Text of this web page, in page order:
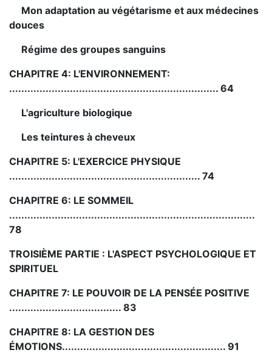
Mon adaptation au végétarisme et aux médecines
douces
Régime des groupes sanguins
CHAPITRE 4: L'ENVIRONNEMENT:
..................................................................... 64
L'agriculture biologique
Les teintures à cheveux
CHAPITRE 5: L'EXERCICE PHYSIQUE
............................................................... 74
CHAPITRE 6: LE SOMMEIL
.................................................................................
78
TROISIÈME PARTIE : L'ASPECT PSYCHOLOGIQUE ET
SPIRITUEL
CHAPITRE 7: LE POUVOIR DE LA PENSÉE POSITIVE
..................................... 83
CHAPITRE 8: LA GESTION DES
ÉMOTIONS...................................................... 91